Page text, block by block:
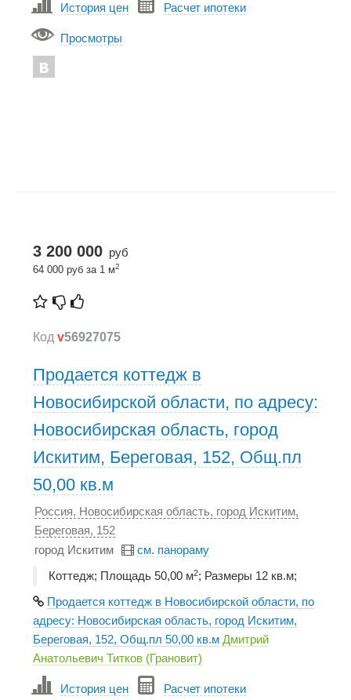
История цен Расчет ипотеки
Просмотры
3 200 000 руб
64 000 руб за 1 м2
Код v56927075
Продается коттедж в
Новосибирской области, по адресу:
Новосибирская область, город
Искитим, Береговая, 152, Общ.пл
50,00 кв.м
Россия, Новосибирская область, город Искитим,
Береговая, 152
город Искитим
см. панораму
Коттедж; Площадь 50,00 м2; Размеры 12 кв.м;
Продается коттедж в Новосибирской области, по
адресу: Новосибирская область, город Искитим,
Береговая, 152, Общ.пл 50,00 кв.м Дмитрий
Анатольевич Титков (Грановит)
История цен Расчет ипотеки